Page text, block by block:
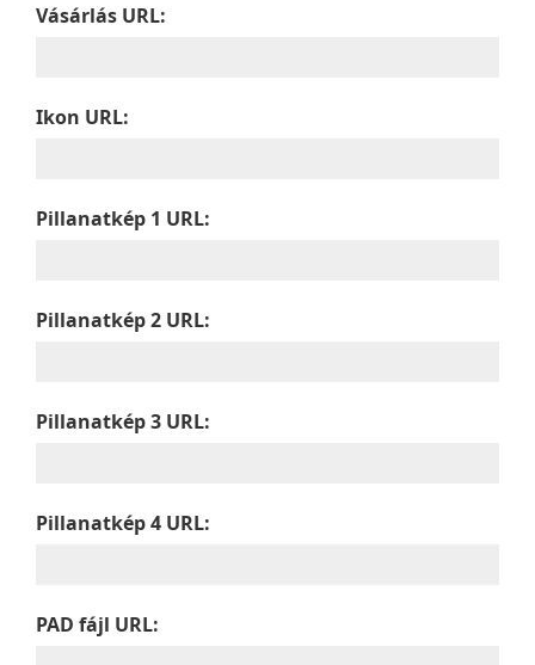
Vásárlás URL:
Ikon URL:
Pillanatkép 1 URL:
Pillanatkép 2 URL:
Pillanatkép 3 URL:
Pillanatkép 4 URL:
PAD fájl URL: